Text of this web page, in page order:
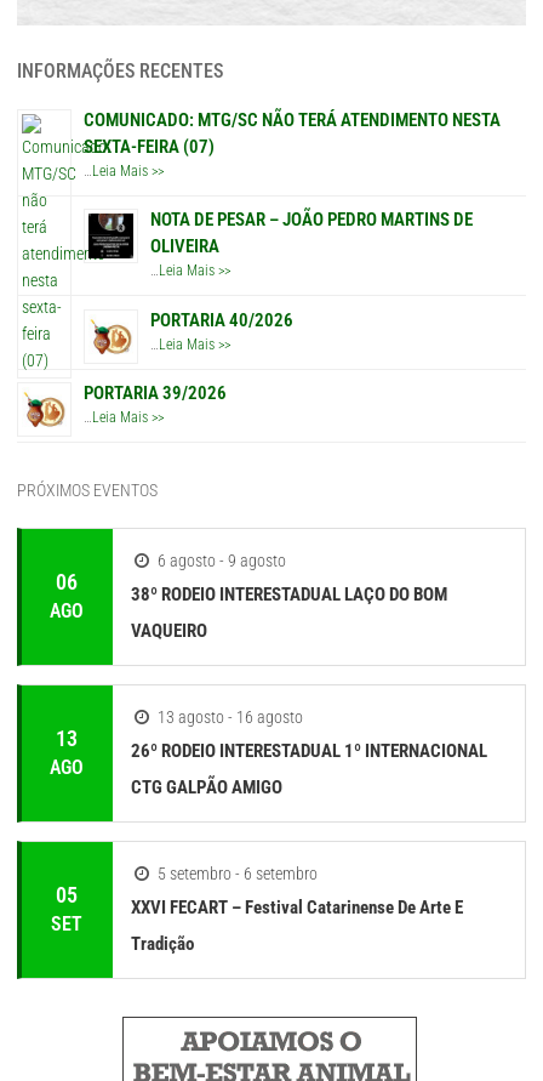
INFORMAÇÕES RECENTES
COMUNICADO: MTG/SC NÃO TERÁ ATENDIMENTO NESTA
SEXTA-FEIRA (07)
Leia Mais >>
NOTA DE PESAR – JOÃO PEDRO MARTINS DE
OLIVEIRA
…Leia Mais >>
PORTARIA 40/2026
Leia Mais >>
PORTARIA 39/2026
…Leia Mais >>
PRÓXIMOS EVENTOS
06
AGO
6 agosto - 9 agosto
38º RODEIO INTERESTADUAL LAÇO DO BOM
VAQUEIRO
13
AGO
13 agosto - 16 agosto
26º RODEIO INTERESTADUAL 1º INTERNACIONAL
CTG GALPÃO AMIGO
05
SET
5 setembro - 6 setembro
XXVI FECART – Festival Catarinense De Arte E
Tradição